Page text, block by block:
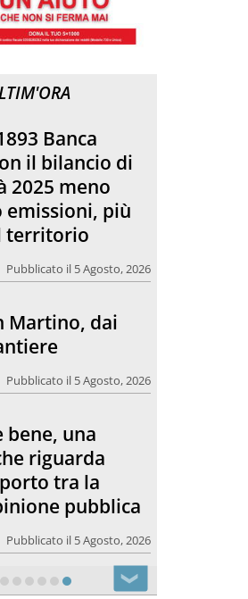
Banca
il bilancio di
2025 meno
emissioni, più
territorio
Pubblicato il 5 Agosto, 2026
Martino, dai
Pubblicato il 5 Agosto, 2026
bene, una
riguarda
tra la
pubblica
Pubblicato il 5 Agosto, 2026
❯